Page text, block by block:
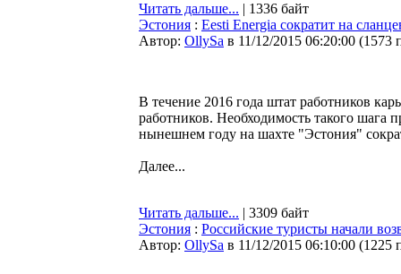
Читать дальше... | 1336 байт
Эстония : Eesti Energia сократит на
Автор: OllySa в 11/12/2015 06:20:00 (1573
В течение 2016 года штат работников
работников. Необходимость такого шага
нынешнем году на шахте "Эстония"
Далее...
Читать дальше... | 3309 байт
Эстония : Российские туристы начали
Автор: OllySa в 11/12/2015 06:10:00 (1225